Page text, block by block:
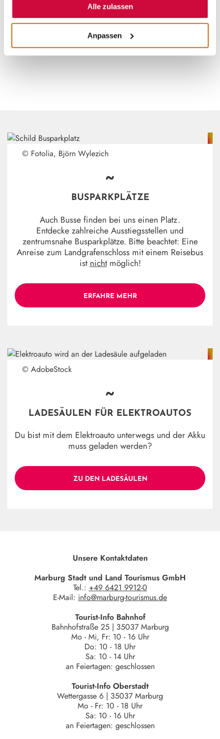
Alle zulassen
Anpassen
© Fotolia, Björn Wylezich
~
BUSPARKPLÄTZE
Auch Busse finden bei uns einen Platz.
Entdecke zahlreiche Ausstiegsstellen und
zentrumsnahe Busparkplätze. Bitte beachtet: Eine
Anreise zum Landgrafenschloss mit einem Reisebus
ist nichtmöglich!
ERFAHRE MEHR
© AdobeStock
~
LADESÄULEN FÜR ELEKTROAUTOS
Du bist mit dem Elektroauto unterwegs und der Akku
muss geladen werden?
ZU DEN LADESÄULEN
Unsere Kontaktdaten
Marburg Stadt und Land Tourismus GmbH
Tel.: +49 6421 9912-0
E-Mail: info@marburg-tourismus.de
Tourist-Info Bahnhof
Bahnhofstraße 25 | 35037 Marburg
Mo - Mi, Fr: 10 - 16 Uhr
Do: 10 - 18 Uhr
Sa: 10 - 14 Uhr
an Feiertagen: geschlossen
Tourist-Info Oberstadt
Wettergasse 6 | 35037 Marburg
Mo - Fr: 10 - 18 Uhr
Sa: 10 - 16 Uhr
an Feiertagen: geschlossen